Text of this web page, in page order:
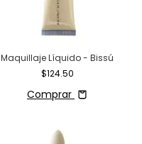
Maquillaje Líquido - Bissú
$124.50
Comprar